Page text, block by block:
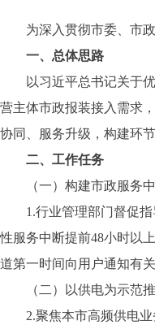
为深入贯彻市委、市
一、总体思路
以习近平总书记关于
营主体市政报装接入需求
协同、服务升级，构建环
二、工作任务
（一）构建市政服务
1.行业管理部门督促
性服务中断提前48小时以
道第一时间向用户通知有
（二）以供电为示范
2.聚焦本市高频供电